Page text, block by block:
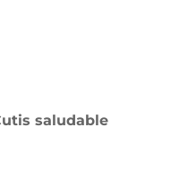
saludable